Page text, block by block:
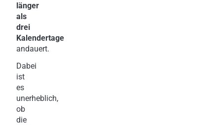
länger
als
drei
Kalendertage
andauert.
Dabei
ist
es
unerheblich,
ob
die